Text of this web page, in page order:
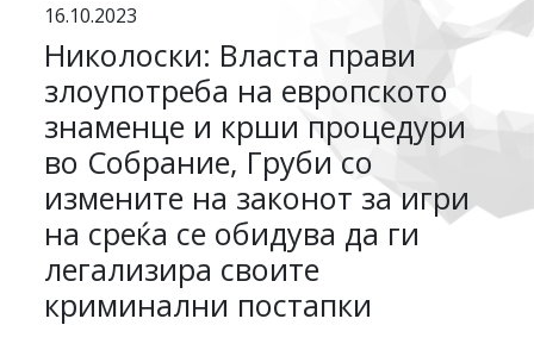
16.10.2023
Николоски: Власта прави
злоупотреба на европското
знаменце и крши процедури
во Собрание, Груби со
измените на законот за игри
на среќа се обидува да ги
легализира своите
криминални постапки